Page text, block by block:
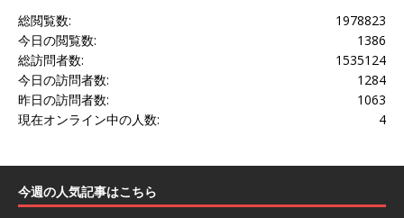
1978823
総閲覧数:
1386
今日の閲覧数:
1535124
総訪問者数:
1284
今日の訪問者数:
1063
昨日の訪問者数:
4
現在オンライン中の人数:
今週の人気記事はこちら